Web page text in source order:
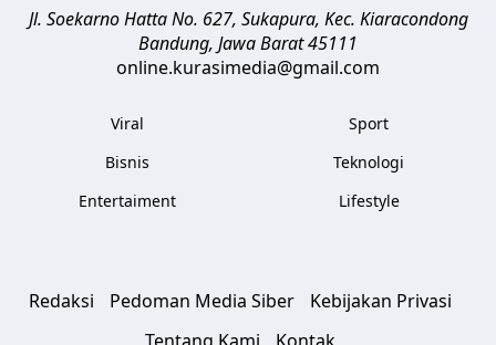
Jl. Soekarno Hatta No. 627, Sukapura, Kec. Kiaracondong
Bandung, Jawa Barat45111
online.kurasimedia@gmail.com
Viral
Bisnis
Entertaiment
Sport
Teknologi
Lifestyle
Redaksi Pedoman Media Siber
Kebijakan Privasi